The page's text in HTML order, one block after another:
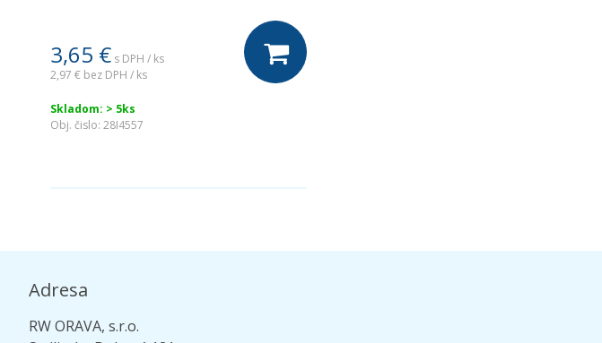
3,65 € s DPH / ks
2,97 € bez DPH / ks
Skladom: > 5ks
Obj. čislo: 28I4557
Adresa
RW ORAVA, s.r.o.